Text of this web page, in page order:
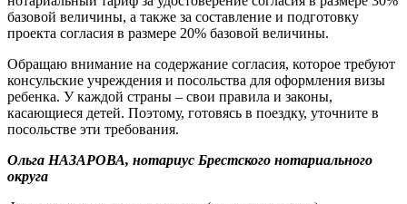
базовой величины, а также за составление и подготовку
проекта согласия в размере 20% базовой величины.
Обращаю внимание на содержание согласия, которое требуют
консульские учреждения и посольства для оформления визы
ребенка. У каждой страны – свои правила и законы,
касающиеся детей. Поэтому, готовясь в поездку, уточните в
посольстве эти требования.
Ольга НАЗАРОВА, нотариус Брестского нотариального
округа